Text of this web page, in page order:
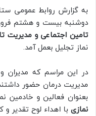
به گزارش روابط عمومی
دوشنبه بیست و هشتم
تامین اجتماعی و مدیریت
نماز تجلیل بعمل آمد.
در این مراسم که مدیران
مدیریت درمان حضور داشتند
بعنوان فعالین و خادمین
نمازی با اهداء لوح تقدیر